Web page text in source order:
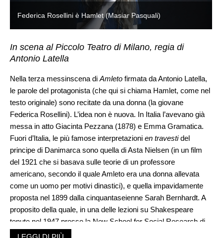
Federica Rosellini è Hamlet (Masiar Pasquali)
In scena al Piccolo Teatro di Milano, regia di
Antonio Latella
Nella terza messinscena di Amleto firmata da Antonio Latella,
le parole del protagonista (che qui si chiama Hamlet, come nel
testo originale) sono recitate da una donna (la giovane
Federica Rosellini). L’idea non è nuova. In Italia l’avevano già
messa in atto Giacinta Pezzana (1878) e Emma Gramatica.
Fuori d’Italia, le più famose interpretazioni en travestidel
principe di Danimarca sono quella di Asta Nielsen (in un film
del 1921 che si basava sulle teorie di un professore
americano, secondo il quale Amleto era una donna allevata
come un uomo per motivi dinastici), e quella impavidamente
proposta nel 1899 dalla cinquantaseienne Sarah Bernhardt. A
proposito della quale, in una delle lezioni su Shakespeare
tenute nel 1947 presso la New School for Social Research di
New York, W.H. Auden ebbe a dire: «Singolarmente, tutti